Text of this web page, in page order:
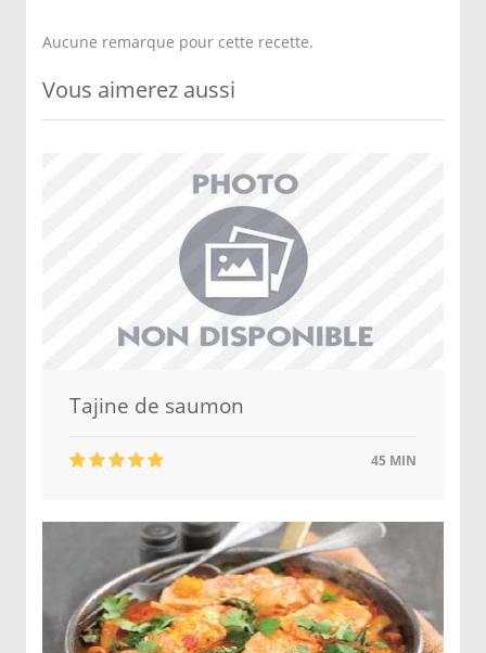
Aucune remarque pour cette recette.
Vous aimerez aussi
Tajine de saumon
45 MIN